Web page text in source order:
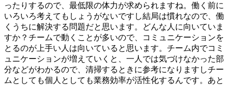
ったりするので、最低限の体力が求められますね。働く前に
いろいろ考えてもしょうがないですし結局は慣れなので、働
くうちに解決する問題だと思います。どんな人に向いていま
すか？チームで動くことが多いので、コミュニケーションを
とるのが上手い人は向いていると思います。チーム内でコミ
ュニケーションが増えていくと、一人では気づけなかった部
分などがわかるので、清掃するときに参考になりますしチー
ムとしても個人としても業務効率が活性化するんです。あと